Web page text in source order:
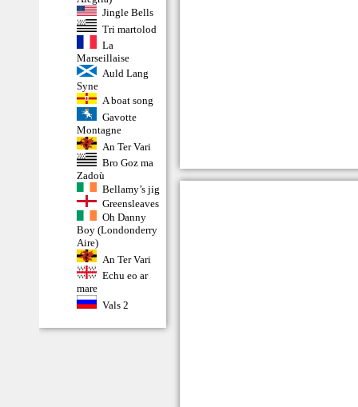
Jingle Bells
Tri martolod
La
Marseillaise
Auld Lang
Syne
A boat song
Gavotte
Montagne
An Ter Vari
Bro Goz ma
Zadoù
Bellamy’s jig
Greensleaves
Oh Danny
Boy (Londonderry
Aire)
An Ter Vari
Echu eo ar
mare
Vals 2